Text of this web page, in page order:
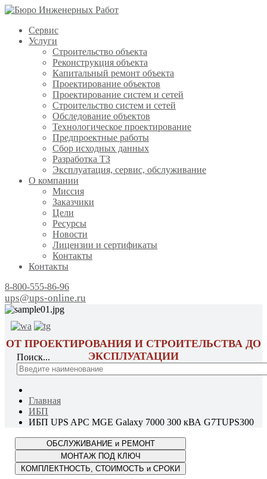
Сервис
Услуги
Строительство объекта
Реконструкция объекта
Капитальный ремонт объекта
Проектирование объектов
Проектирование систем и сетей
Строительство систем и сетей
Обследование объектов
Технологическое проектирование
Предпроектные работы
Сбор исходных данных
Разработка ТЗ
Эксплуатация, сервис, обслуживание
О компании
Миссия
Заказчики
Цели
Ресурсы
Новости
Лицензии и сертификаты
Контакты
Контакты
8-800-555-86-96
ups@ups-online.ru
ОТ ПРОЕКТИРОВАНИЯ И СТРОИТЕЛЬСТВА ДО
ЭКСПЛУАТАЦИИ
Поиск...
Главная
ИБП
ИБП UPS APC MGE Galaxy 7000 300 кВА G7TUPS300